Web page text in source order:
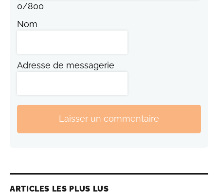
0/800
Nom
Adresse de messagerie
Laisser un commentaire
ARTICLES LES PLUS LUS